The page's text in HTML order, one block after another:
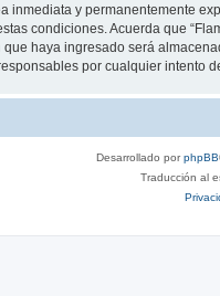
y permanentemente
condiciones. Acuerda que
haya ingresado será
por cualquier intento
Desarrollado porphpBB
Traducción al